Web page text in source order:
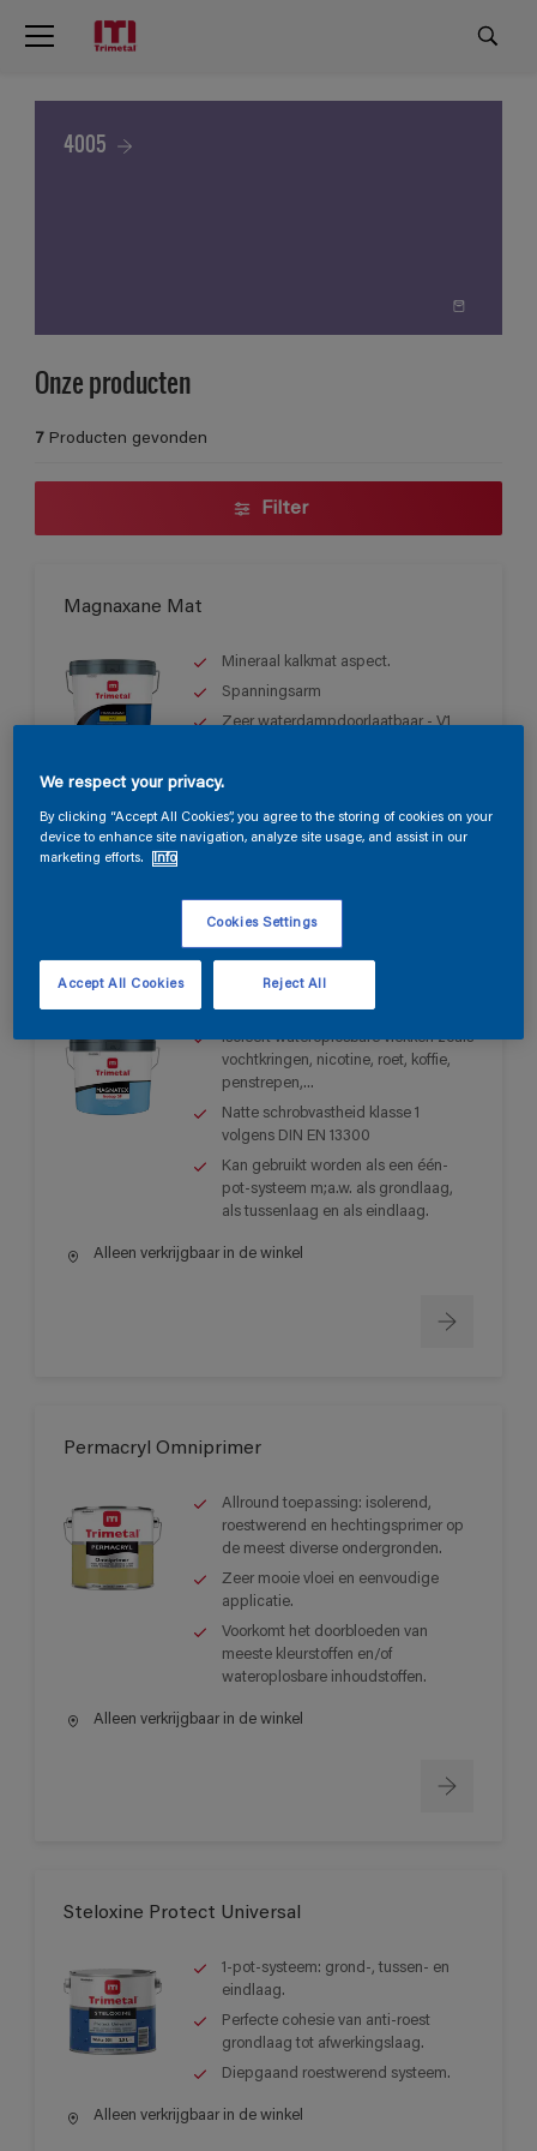
4005
Onze producten
7 Producten gevonden
Filter
Magnaxane Mat
Mineraal kalkmat aspect.
Spanningsarm
Zeer waterdampdoorlaatbaar - V1
Alleen verkrijgbaar in de winkel
Magnatex Isotop
Isoleert wateroplosbare vlekken zoals
vochtkringen, nicotine, roet, koffie,
penstrepen,...
Natte schrobvastheid klasse 1
volgens DIN EN 13300
Kan gebruikt worden als een één-
pot-systeem m;a.w. als grondlaag,
als tussenlaag en als eindlaag.
Alleen verkrijgbaar in de winkel
Permacryl Omniprimer
Allround toepassing: isolerend,
roestwerend en hechtingsprimer op
de meest diverse ondergronden.
Zeer mooie vloei en eenvoudige
applicatie.
Voorkomt het doorbloeden van
meeste kleurstoffen en/of
wateroplosbare inhoudstoffen.
Alleen verkrijgbaar in de winkel
Steloxine Protect Universal
1-pot-systeem: grond-, tussen- en
eindlaag.
Perfecte cohesie van anti-roest
grondlaag tot afwerkingslaag.
Diepgaand roestwerend systeem.
Alleen verkrijgbaar in de winkel
We respect your privacy.
By clicking “Accept All Cookies”, you agree to the storing of cookies on your
device to enhance site navigation, analyze site usage, and assist in our
marketing efforts.
Info
Cookies Settings
Reject All
Accept All Cookies